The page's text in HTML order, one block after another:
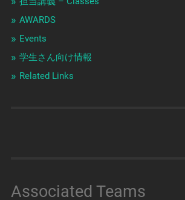
AWARDS
Events
学生さん向け情報
Related Links
Associated Teams